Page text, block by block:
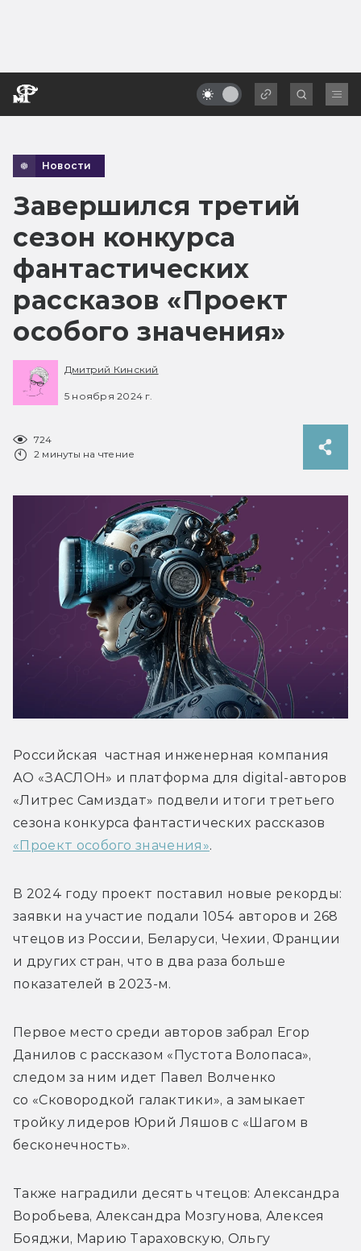
Новости
Завершился третий
сезон конкурса
фантастических
рассказов «Проект
особого значения»
Дмитрий Кинский
5 ноября 2024 г.
724
2 минуты на чтение
Российская  частная инженерная компания
АО «ЗАСЛОН» и платформа для digital-авторов
«Литрес Самиздат» подвели итоги третьего
«Проект особого значения».
В 2024 году проект поставил новые рекорды:
заявки на участие подали 1054 авторов и 268
чтецов из России, Беларуси, Чехии, Франции
и других стран, что в два раза больше
показателей в 2023-м.
Первое место среди авторов забрал Егор
Данилов с рассказом «Пустота Волопаса»,
следом за ним идет Павел Волченко
со «Сковородкой галактики», а замыкает
тройку лидеров Юрий Ляшов с «Шагом в
бесконечность».
Также наградили десять чтецов: Александра
Воробьева, Александра Мозгунова, Алексея
Бояджи, Марию Тараховскую, Ольгу